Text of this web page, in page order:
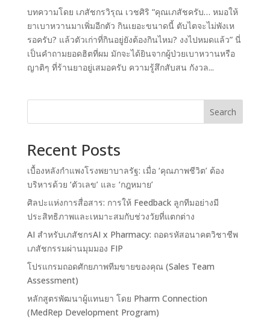
บทความโดย เภสัชกรวิรุณ เวชศิริ “คุณเภสัชครับ… หมอให้
ยาเบาหวานมาเพิ่มอีกตัว กินเยอะขนาดนี้ ตับไตจะไม่พังเห
รอครับ? แล้วตัวเก่าที่กินอยู่ยังต้องกินไหม? งงไปหมดแล้ว” นี่
เป็นคำถามยอดฮิตที่ผม มักจะได้ยินจากผู้ป่วยเบาหวานหรือ
ญาติๆ ที่ร้านยาอยู่เสมอครับ ความรู้สึกสับสน กังวล...
Search
Recent Posts
เบื้องหลังกำแพงโรงพยาบาลรัฐ: เมื่อ ‘คุณภาพชีวิต’ ต้อง
บริหารด้วย ‘ตัวเลข’ และ ‘กฎหมาย’
ศิลปะแห่งการสื่อสาร: การให้ Feedback ลูกทีมอย่างมี
ประสิทธิภาพและเหมาะสมกับช่วงวัยที่แตกต่าง
AI สำหรับเภสัชกรAI x Pharmacy: ถอดรหัสอนาคตวิชาชีพ
เภสัชกรรมผ่านมุมมอง FIP
โปรแกรมถอดศักยภาพทีมขายของคุณ (Sales Team
Assessment)
หลักสูตรพัฒนาผู้แทนยา โดย Pharm Connection
(MedRep Development Program)